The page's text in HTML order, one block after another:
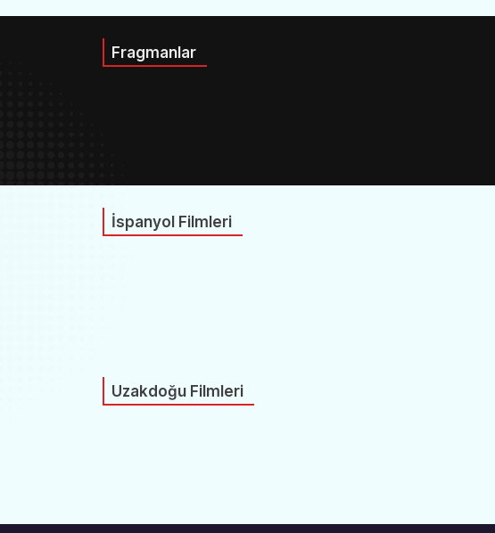
Fragmanlar
İspanyol Filmleri
Uzakdoğu Filmleri